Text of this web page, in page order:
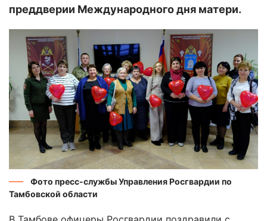
преддверии Международного дня матери.
Фото пресс-службы Управления Росгвардии по
Тамбовской области